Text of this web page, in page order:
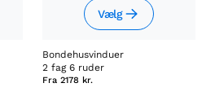
Vælg
Bondehusvinduer
2 fag 6 ruder
Fra 2178 kr.